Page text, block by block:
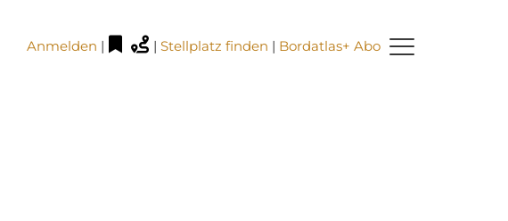
Anmelden | | Stellplatz finden | Bordatlas+ Abo